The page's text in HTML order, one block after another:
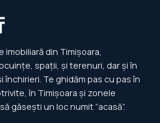
imobiliară din Timișoara,
spații, și terenuri, dar și în
Te ghidăm pas cu pas în
în Timișoara și zonele
găsești un loc numit ”acasă”.